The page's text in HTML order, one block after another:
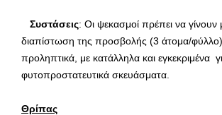
Συστάσεις: Οι ψεκασμοί πρέπει να γίνουν
διαπίστωση της προσβολής (3 άτομα/φύλλο)
προληπτικά, με κατάλληλα και εγκεκριμένα
φυτοπροστατευτικά σκευάσματα.
Θρίπας